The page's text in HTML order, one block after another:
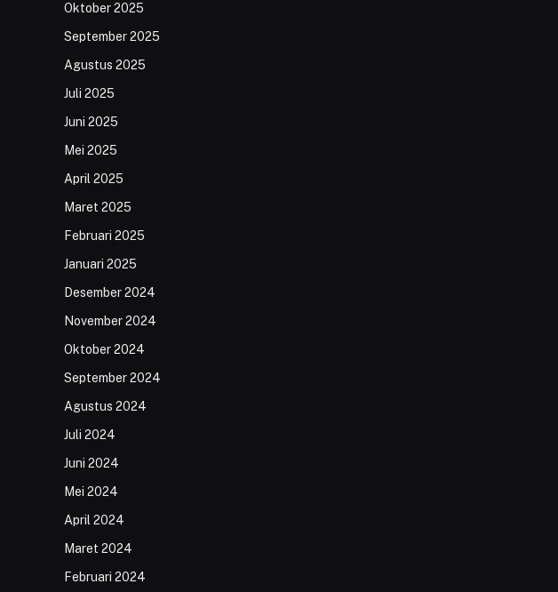
Oktober 2025
September 2025
Agustus 2025
Juli 2025
Juni 2025
Mei 2025
April 2025
Maret 2025
Februari 2025
Januari 2025
Desember 2024
November 2024
Oktober 2024
September 2024
Agustus 2024
Juli 2024
Juni 2024
Mei 2024
April 2024
Maret 2024
Februari 2024